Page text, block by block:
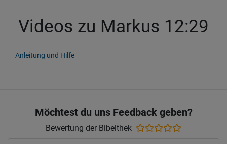
Videos zu Markus 12:29
Anleitung und Hilfe
Möchtest du uns Feedback geben?
Bewertung der Bibelthek